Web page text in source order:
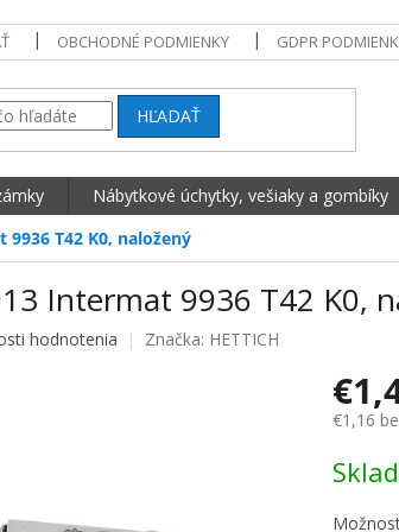
OBCHODNÉ PODMIENKY GDPR
HĽADAŤ
Nábytkové úchytky, vešiaky a gombíky
9936 T42 K0, naložený
Intermat 9936 T42 K0,
je 0,0 z 5 hviezdičiek.
hodnotenia Značka: HETTICH
€1,16